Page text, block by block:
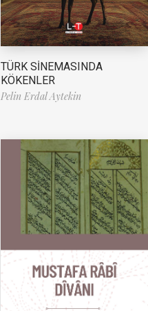
TÜRK SİNEMASINDA
KÖKENLER
Pelin Erdal Aytekin